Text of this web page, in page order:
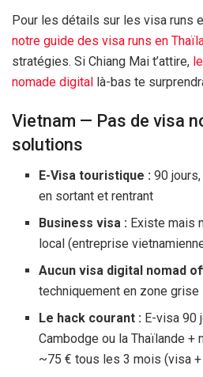
Pour les détails sur les visa runs
notre guide des visa runs en
stratégies. Si Chiang Mai t’attire,
nomade digital là-bas te
Vietnam — Pas de visa
solutions
E-Visa touristique : 90 jours
en sortant et rentrant
Business visa : Existe mais
local (entreprise
Aucun visa digital nomad
techniquement en zone grise
Le hack courant : E-visa90
Cambodge ou la Thaïlande +
~75 € tous les3 mois (visa